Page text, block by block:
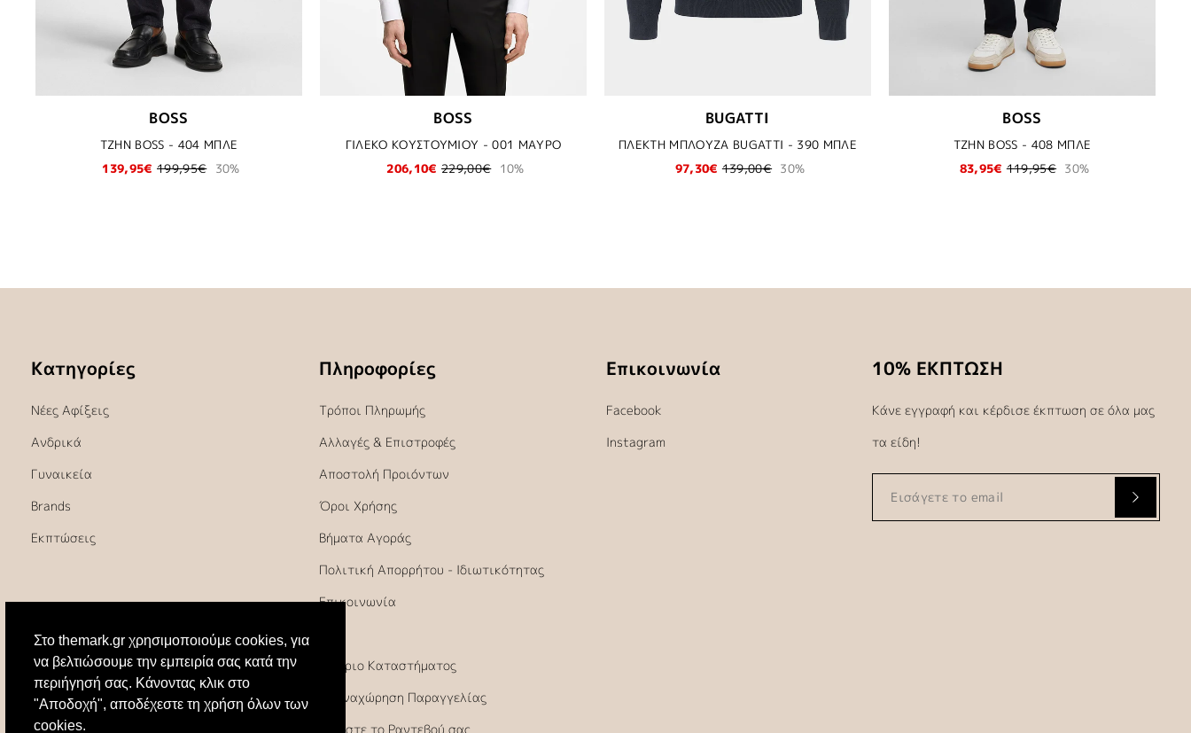
Στο themark.gr χρησιμοποιούμε cookies, για
να βελτιώσουμε την εμπειρία σας κατά την
περιήγησή σας. Κάνοντας κλικ στο
"Αποδοχή", αποδέχεστε τη χρήση όλων των
cookies.
BOSS
ΤΖΗΝ BOSS - 404 ΜΠΛΕ
139,95€ 199,95€ 30%
BOSS
ΓΙΛΕΚΟ ΚΟΥΣΤΟΥΜΙΟΥ - 001 ΜΑΥΡΟ
206,10€ 229,00€ 10%
BUGATTI
ΠΛΕΚΤΗ ΜΠΛΟΥΖΑ BUGATTI - 390 ΜΠΛΕ
97,30€ 139,00€ 30%
BOSS
ΤΖΗΝ BOSS - 408 ΜΠΛΕ
83,95€ 119,95€ 30%
Κατηγορίες
Νέες Αφίξεις
Ανδρικά
Γυναικεία
Brands
Εκπτώσεις
Πληροφορίες
Τρόποι Πληρωμής
Αλλαγές & Επιστροφές
Αποστολή Προιόντων
Όροι Χρήσης
Βήματα Αγοράς
Πολιτική Απορρήτου - Ιδιωτικότητας
Επικοινωνία
Ωράριο Καταστήματος
Υπαναχώρηση Παραγγελίας
Κλείστε το Ραντεβού σας
Επικοινωνία
Facebook
Instagram
10% ΕΚΠΤΩΣΗ
Κάνε εγγραφή και κέρδισε έκπτωση σε όλα μας
τα είδη!